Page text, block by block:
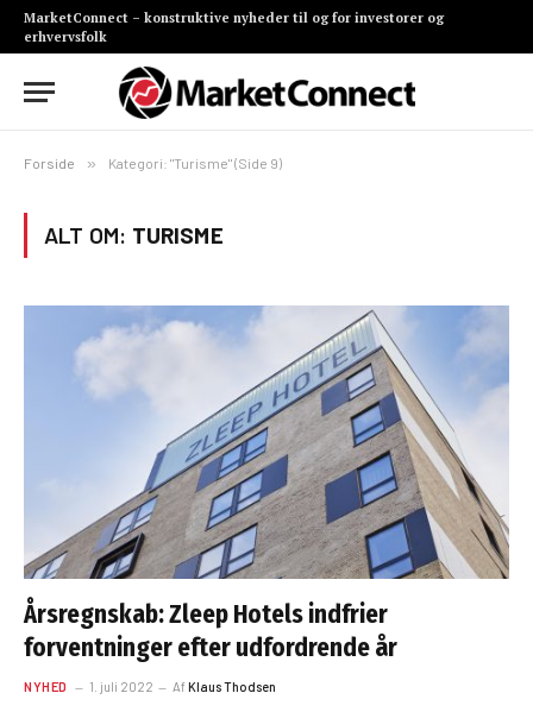
MarketConnect – konstruktive nyheder til og for investorer og
erhvervsfolk
Forside » Kategori: "Turisme" (Side 9)
ALT OM: TURISME
Årsregnskab: Zleep Hotels indfrier
forventninger efter udfordrende år
NYHED 1. juli 2022 AfKlaus Thodsen